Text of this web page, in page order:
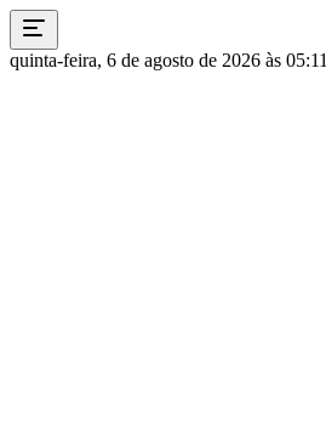
quinta-feira, 6 de agosto de 2026 às 05:11